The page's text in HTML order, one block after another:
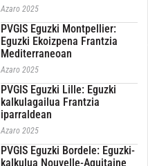
Azaro 2025
PVGIS Eguzki Montpellier:
Eguzki Ekoizpena Frantzia
Mediterraneoan
Azaro 2025
PVGIS Eguzki Lille: Eguzki
kalkulagailua Frantzia
iparraldean
Azaro 2025
PVGIS Eguzki Bordele: Eguzki-
kalkulua Nouvelle-Aquitaine